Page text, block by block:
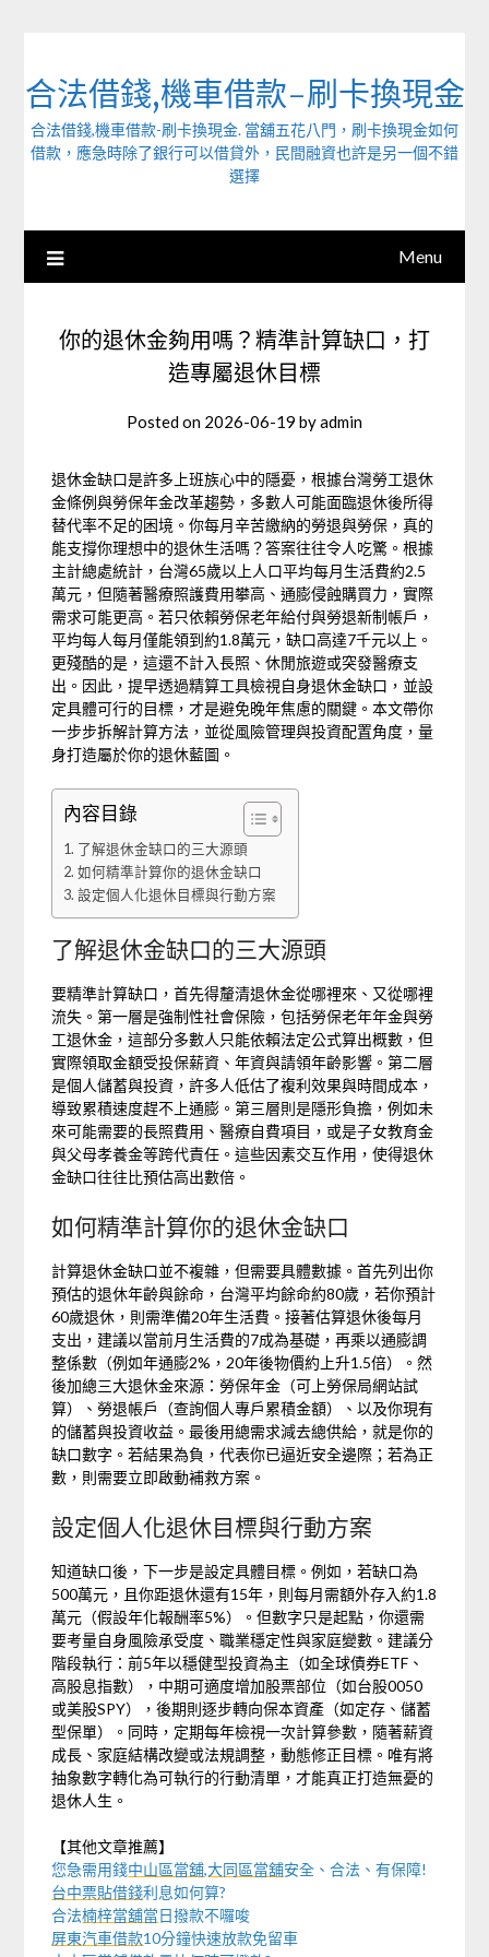
合法借錢,機車借款-刷卡換現金
合法借錢,機車借款-刷卡換現金. 當舖五花八門，刷卡換現金如何
借款，應急時除了銀行可以借貸外，民間融資也許是另一個不錯
選擇
Menu
你的退休金夠用嗎？精準計算缺口，打
造專屬退休目標
Posted on 2026-06-19 byadmin
退休金缺口是許多上班族心中的隱憂，根據台灣勞工退休
金條例與勞保年金改革趨勢，多數人可能面臨退休後所得
替代率不足的困境。你每月辛苦繳納的勞退與勞保，真的
能支撐你理想中的退休生活嗎？答案往往令人吃驚。根據
主計總處統計，台灣65歲以上人口平均每月生活費約2.5
萬元，但隨著醫療照護費用攀高、通膨侵蝕購買力，實際
需求可能更高。若只依賴勞保老年給付與勞退新制帳戶，
平均每人每月僅能領到約1.8萬元，缺口高達7千元以上。
更殘酷的是，這還不計入長照、休閒旅遊或突發醫療支
出。因此，提早透過精算工具檢視自身退休金缺口，並設
定具體可行的目標，才是避免晚年焦慮的關鍵。本文帶你
一步步拆解計算方法，並從風險管理與投資配置角度，量
身打造屬於你的退休藍圖。
內容目錄
了解退休金缺口的三大源頭
如何精準計算你的退休金缺口
設定個人化退休目標與行動方案
了解退休金缺口的三大源頭
要精準計算缺口，首先得釐清退休金從哪裡來、又從哪裡
流失。第一層是強制性社會保險，包括勞保老年年金與勞
工退休金，這部分多數人只能依賴法定公式算出概數，但
實際領取金額受投保薪資、年資與請領年齡影響。第二層
是個人儲蓄與投資，許多人低估了複利效果與時間成本，
導致累積速度趕不上通膨。第三層則是隱形負擔，例如未
來可能需要的長照費用、醫療自費項目，或是子女教育金
與父母孝養金等跨代責任。這些因素交互作用，使得退休
金缺口往往比預估高出數倍。
如何精準計算你的退休金缺口
計算退休金缺口並不複雜，但需要具體數據。首先列出你
預估的退休年齡與餘命，台灣平均餘命約80歲，若你預計
60歲退休，則需準備20年生活費。接著估算退休後每月
支出，建議以當前月生活費的7成為基礎，再乘以通膨調
整係數（例如年通膨2%，20年後物價約上升1.5倍）。然
後加總三大退休金來源：勞保年金（可上勞保局網站試
算）、勞退帳戶（查詢個人專戶累積金額）、以及你現有
的儲蓄與投資收益。最後用總需求減去總供給，就是你的
缺口數字。若結果為負，代表你已逼近安全邊際；若為正
數，則需要立即啟動補救方案。
設定個人化退休目標與行動方案
知道缺口後，下一步是設定具體目標。例如，若缺口為
500萬元，且你距退休還有15年，則每月需額外存入約1.8
萬元（假設年化報酬率5%）。但數字只是起點，你還需
要考量自身風險承受度、職業穩定性與家庭變數。建議分
階段執行：前5年以穩健型投資為主（如全球債券ETF、
高股息指數），中期可適度增加股票部位（如台股0050
或美股SPY），後期則逐步轉向保本資產（如定存、儲蓄
型保單）。同時，定期每年檢視一次計算參數，隨著薪資
成長、家庭結構改變或法規調整，動態修正目標。唯有將
抽象數字轉化為可執行的行動清單，才能真正打造無憂的
退休人生。
【其他文章推薦】
您急需用錢中山區當舖,大同區當舖安全、合法、有保障!
台中票貼借錢利息如何算?
合法楠梓當舖當日撥款不囉唆
屏東汽車借款10分鐘快速放款免留車